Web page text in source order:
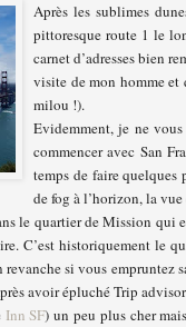
Après les sublimes
pittoresque route 1 le
carnet d’adresses bien
visite de mon homme
milou !).
Evidemment, je ne
commencer avec San
temps de faire quelques
de fog à l’horizon, la vue
le quartier de Mission qui
C’est historiquement le
si vous empruntez
avoir épluché Trip
Inn SF) un peu plus cher